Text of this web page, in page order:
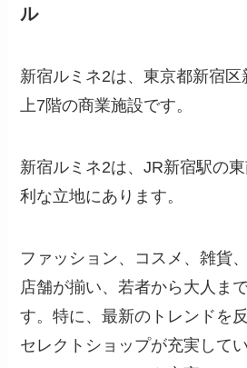
ル
新宿ルミネ2は、東京都新宿
上7階の商業施設です。
新宿ルミネ2は、JR新宿駅の
利な立地にあります。
ファッション、コスメ、雑貨
店舗が揃い、若者から大人ま
す。特に、最新のトレンドを
セレクトショップが充実して